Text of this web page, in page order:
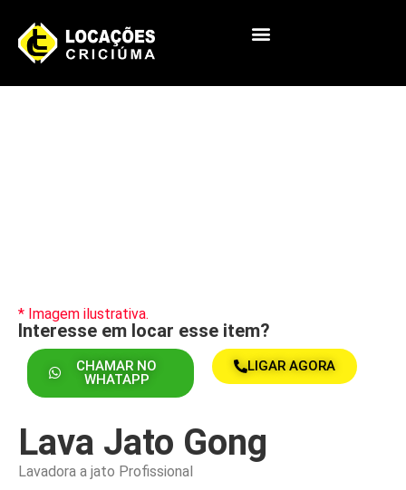
* Imagem ilustrativa.
Interesse em locar esse item?
CHAMAR NO
WHATAPP
LIGAR AGORA
Lava Jato Gong
Lavadora a jato Profissional